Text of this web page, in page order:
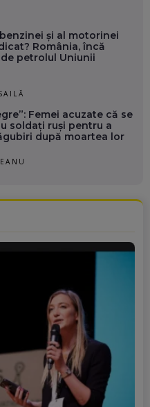
și al motorinei
România, încă
petrolul Uniunii
Femei acuzate că se
soldați ruși pentru a
după moartea lor